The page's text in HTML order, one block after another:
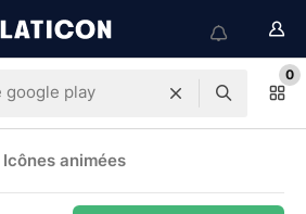
0
Icônes animées